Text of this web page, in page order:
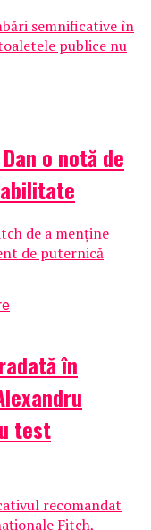
semnificative în
publice nu
o notă de
de a menține
de puternică
în
test
recomandat
Fitch,